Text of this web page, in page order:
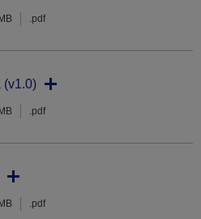
.pdf
(v1.0)
.pdf
.pdf